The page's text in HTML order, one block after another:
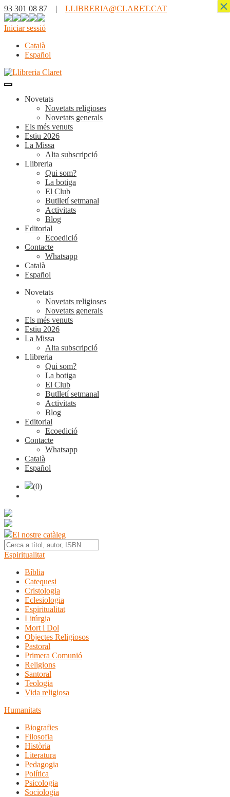
93 301 08 87 | LLIBRERIA@CLARET.CAT
Iniciar sessió
Català
Español
Novetats
Novetats religioses
Novetats generals
Els més venuts
Estiu 2026
La Missa
Alta subscripció
Llibreria
Qui som?
La botiga
El Club
Butlletí setmanal
Activitats
Blog
Editorial
Ecoedició
Contacte
Whatsapp
Català
Español
Novetats
Novetats religioses
Novetats generals
Els més venuts
Estiu 2026
La Missa
Alta subscripció
Llibreria
Qui som?
La botiga
El Club
Butlletí setmanal
Activitats
Blog
Editorial
Ecoedició
Contacte
Whatsapp
Català
Español
(0)
El nostre catàleg
Espiritualitat
Bíblia
Catequesi
Cristologia
Eclesiologia
Espiritualitat
Litúrgia
Mort i Dol
Objectes Religiosos
Pastoral
Primera Comunió
Religions
Santoral
Teologia
Vida religiosa
Humanitats
Biografies
Filosofia
Història
Literatura
Pedagogia
Política
Psicologia
Sociologia
×